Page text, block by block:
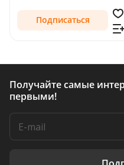
Подписаться
Получайте самые
первыми!